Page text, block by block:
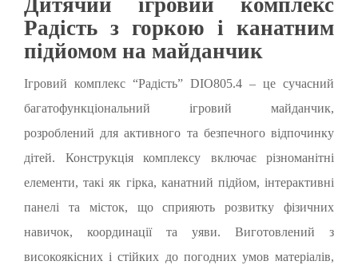
Дитячий ігровий комплекс
Радість з горкою і канатним
підйомом на майданчик
Ігровий комплекс “Радість” DIO805.4 – це сучасний
багатофункціональний ігровий майданчик,
розроблений для активного та безпечного відпочинку
дітей. Конструкція комплексу включає різноманітні
елементи, такі як гірка, канатний підйом, інтерактивні
панелі та місток, що сприяють розвитку фізичних
навичок, координації та уяви. Виготовлений з
високоякісних і стійких до погодних умов матеріалів,